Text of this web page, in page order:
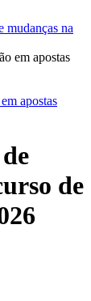
mudanças na
apostas
de